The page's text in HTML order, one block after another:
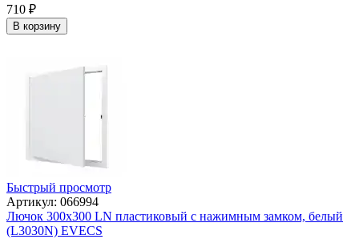
710 ₽
В корзину
Быстрый просмотр
Артикул: 066994
Лючок 300х300 LN пластиковый с нажимным замком, белый
(L3030N) EVECS